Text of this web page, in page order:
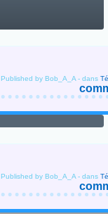
Published by Bob_A_A - dans
Published by Bob_A_A - dans